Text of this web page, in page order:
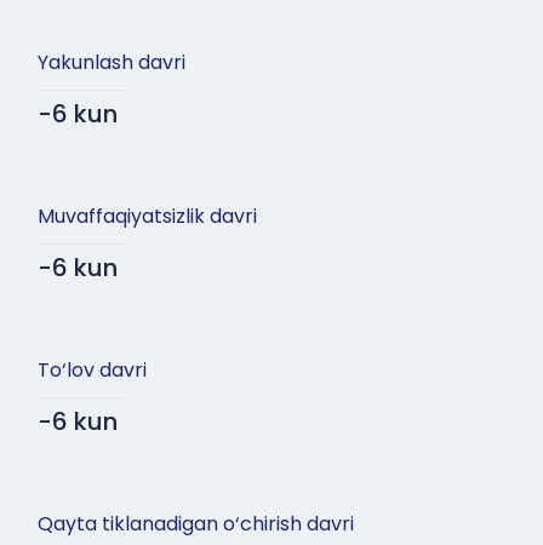
Yakunlash davri
-6 kun
Muvaffaqiyatsizlik davri
-6 kun
To‘lov davri
-6 kun
Qayta tiklanadigan o‘chirish davri